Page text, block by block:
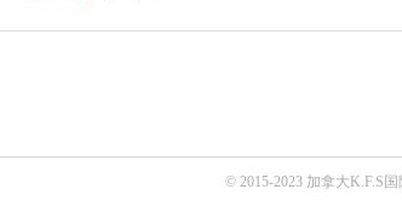
© 2015-2023 加拿大K.F.S